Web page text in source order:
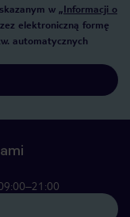
w „Informacji o
elektroniczną formę
automatycznych